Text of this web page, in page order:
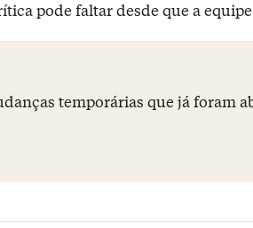
pode faltar desde que a
temporárias que já foram